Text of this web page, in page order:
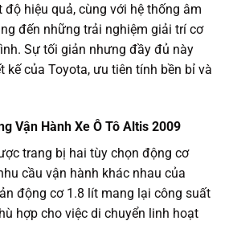
hiệu quả, cùng với hệ thống âm
đến những trải nghiệm giải trí cơ
Sự tối giản nhưng đầy đủ này
kế của Toyota, ưu tiên tính bền bỉ và
Vận Hành Xe Ô Tô Altis 2009
trang bị hai tùy chọn động cơ
cầu vận hành khác nhau của
động cơ 1.8 lít mang lại công suất
hợp cho việc di chuyển linh hoạt